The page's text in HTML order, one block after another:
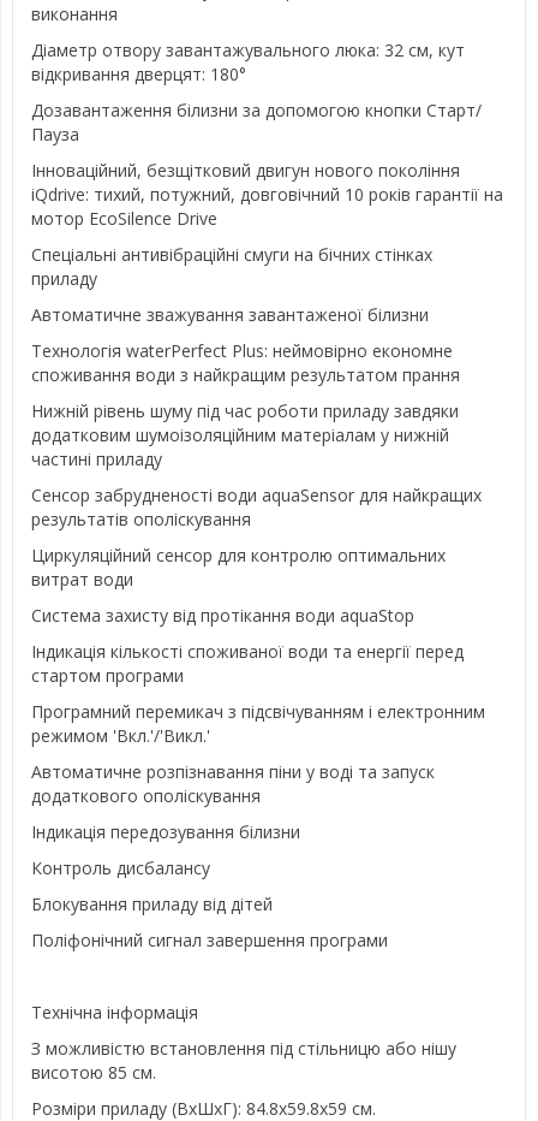
виконання
Діаметр отвору завантажувального люка: 32 см, кут
відкривання дверцят: 180°
Дозавантаження білизни за допомогою кнопки Старт/
Пауза
Інноваційний, безщітковий двигун нового покоління
iQdrive: тихий, потужний, довговічний 10 років гарантії на
мотор EcoSilence Drive
Спеціальні антивібраційні смуги на бічних стінках
приладу
Автоматичне зважування завантаженої білизни
Технологія waterPerfect Plus: неймовірно економне
споживання води з найкращим результатом прання
Нижній рівень шуму під час роботи приладу завдяки
додатковим шумоізоляційним матеріалам у нижній
частині приладу
Сенсор забрудненості води aquaSensor для найкращих
результатів ополіскування
Циркуляційний сенсор для контролю оптимальних
витрат води
Система захисту від протікання води aquaStop
Індикація кількості споживаної води та енергії перед
стартом програми
Програмний перемикач з підсвічуванням і електронним
режимом 'Вкл.'/'Викл.'
Автоматичне розпізнавання піни у воді та запуск
додаткового ополіскування
Індикація передозування білизни
Контроль дисбалансу
Блокування приладу від дітей
Поліфонічний сигнал завершення програми
Технічна інформація
З можливістю встановлення під стільницю або нішу
висотою 85 см.
Розміри приладу (ВхШхГ): 84.8х59.8х59 см.